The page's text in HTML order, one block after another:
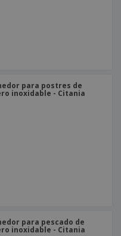
para postres de
inoxidable - Citania
para pescado de
inoxidable - Citania